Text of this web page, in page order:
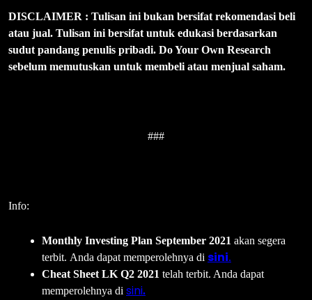
DISCLAIMER : Tulisan ini bukan bersifat rekomendasi beli
atau jual. Tulisan ini bersifat untuk edukasi berdasarkan
sudut pandang penulis pribadi. Do Your Own Research
sebelum memutuskan untuk membeli atau menjual saham.
###
Info:
Monthly Investing Plan September 2021 akan segera
terbit. Anda dapat memperolehnya di sini.
Cheat Sheet LK Q2 2021 telah terbit. Anda dapat
memperolehnya di sini.